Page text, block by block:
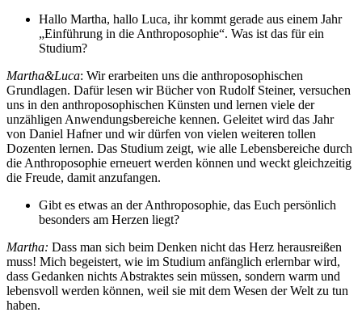
Hallo Martha, hallo Luca, ihr kommt gerade aus einem Jahr
„Einführung in die Anthroposophie“. Was ist das für ein
Studium?
Martha&Luca: Wir erarbeiten uns die anthroposophischen
Grundlagen. Dafür lesen wir Bücher von Rudolf Steiner, versuchen
uns in den anthroposophischen Künsten und lernen viele der
unzähligen Anwendungsbereiche kennen. Geleitet wird das Jahr
von Daniel Hafner und wir dürfen von vielen weiteren tollen
Dozenten lernen. Das Studium zeigt, wie alle Lebensbereiche durch
die Anthroposophie erneuert werden können und weckt gleichzeitig
die Freude, damit anzufangen.
Gibt es etwas an der Anthroposophie, das Euch persönlich
besonders am Herzen liegt?
Martha: Dass man sich beim Denken nicht das Herz herausreißen
muss! Mich begeistert, wie im Studium anfänglich erlernbar wird,
dass Gedanken nichts Abstraktes sein müssen, sondern warm und
lebensvoll werden können, weil sie mit dem Wesen der Welt zu tun
haben.